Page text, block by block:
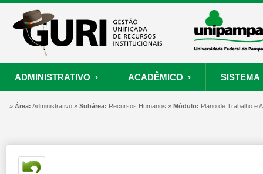
ADMINISTRATIVO ›
ORÇAMENTO E FINANÇAS RECURSOS HUMANOS PROCESSOS
Convênios
Consultar Convênios
ACADÊMICO ›
PROCESSO SELETIVO PROJETOS
Processo Seletivo
Nova Inscrição
SISTEMA
SISTEMA
Painel de Suporte
Resgatar Senha
» Área: Administrativo » Subárea: Recursos Humanos » Módulo: Plano de Trabalho e